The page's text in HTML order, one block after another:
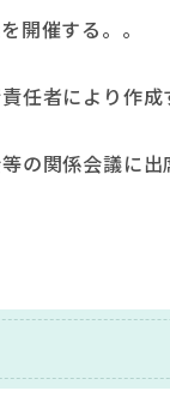
開催する。。
任者により作成
の関係会議に